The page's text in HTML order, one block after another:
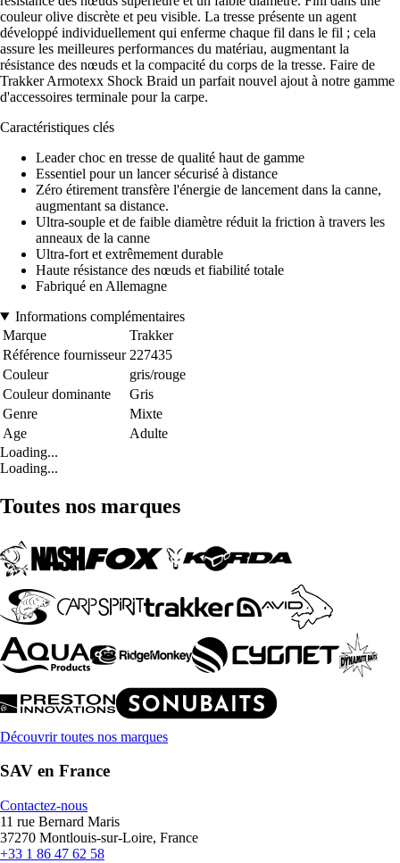
couleur olive discrète et peu visible. La tresse présente un agent
développé individuellement qui enferme chaque fil dans le fil ; cela
assure les meilleures performances du matériau, augmentant la
résistance des nœuds et la compacité du corps de la tresse. Faire de
Trakker Armotexx Shock Braid un parfait nouvel ajout à notre gamme
d'accessoires terminale pour la carpe.
Caractéristiques clés
Leader choc en tresse de qualité haut de gamme
Essentiel pour un lancer sécurisé à distance
Zéro étirement transfère l'énergie de lancement dans la canne,
augmentant sa distance.
Ultra-souple et de faible diamètre réduit la friction à travers les
anneaux de la canne
Ultra-fort et extrêmement durable
Haute résistance des nœuds et fiabilité totale
Fabriqué en Allemagne
Informations complémentaires
Marque
Trakker
Référence fournisseur 227435
Couleur
gris/rouge
Couleur dominante
Gris
Genre
Mixte
Age
Adulte
Loading...
Loading...
Toutes nos marques
Découvrir toutes nos marques
SAV en France
Contactez-nous
11 rue Bernard Maris
37270 Montlouis-sur-Loire, France
+33 1 86 47 62 58